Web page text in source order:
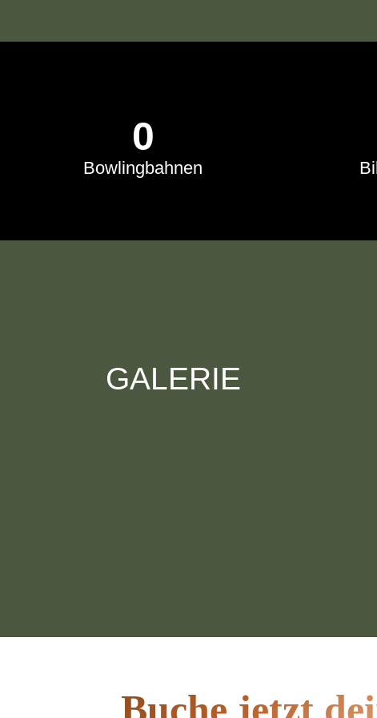
Bowlingbahnen
0
GALERIE
Buche jetzt